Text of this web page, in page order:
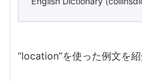
“location”を使った例文を紹